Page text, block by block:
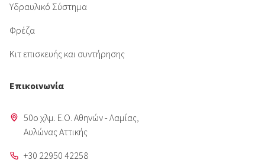
Υδραυλικό Σύστημα
Φρέζα
Κιτ επισκευής και συντήρησης
Επικοινωνία
50o χλμ. Ε.Ο. Αθηνών - Λαμίας,
Aυλώνας Αττικής
+30 22950 42258